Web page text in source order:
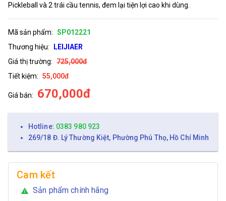
Pickleball và 2 trái cầu tennis, đem lại tiện lợi cao khi dùng.
Mã sản phẩm: SP012221
Thương hiệu:
LEIJIAER
Giá thị trường: 725,000đ
Tiết kiệm: 55,000đ
Giá bán: 670,000đ
Hotline: 0383 980 923
269/18 Đ. Lý Thường Kiệt, Phường Phú Thọ, Hồ Chí Minh
Cam kết
warning Sản phẩm chính hãng